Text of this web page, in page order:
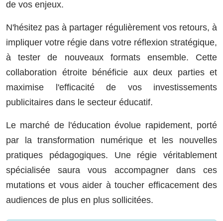
de vos enjeux.
N'hésitez pas à partager régulièrement vos retours, à
impliquer votre régie dans votre réflexion stratégique,
à tester de nouveaux formats ensemble. Cette
collaboration étroite bénéficie aux deux parties et
maximise l'efficacité de vos investissements
publicitaires dans le secteur éducatif.
Le marché de l'éducation évolue rapidement, porté
par la transformation numérique et les nouvelles
pratiques pédagogiques. Une régie véritablement
spécialisée saura vous accompagner dans ces
mutations et vous aider à toucher efficacement des
audiences de plus en plus sollicitées.